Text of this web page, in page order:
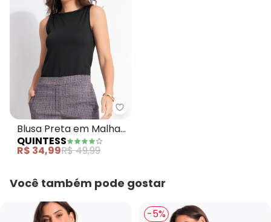
Quintess - Blusa Preta em
Blusa Preta em Malha
Crepe
QUINTESS
R$ 34,99R$ 49,99
Você também pode gostar
-5%